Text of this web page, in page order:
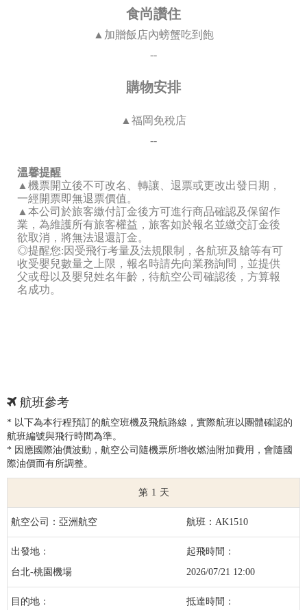
食尚讚住
▲加贈飯店內螃蟹吃到飽
--
購物安排
▲福岡免稅店
--
溫馨提醒
▲機票開立後不可改名、轉讓、退票或更改出發日期，
一經開票即無退票價值。
▲本公司於旅客繳付訂金後方可進行商品確認及保留作
業，為維護所有旅客權益，旅客如於報名並繳交訂金後
欲取消，將無法退還訂金。
◎提醒您:因受飛行考量及法規限制，各航班及艙等有可
收受嬰兒數量之上限，報名時請先向業務詢問，並提供
父或母以及嬰兒姓名年齡，待航空公司確認後，方算報
名成功。
航班參考
* 以下為本行程預訂的航空班機及飛航路線，實際航班以團體確認的
航班編號與飛行時間為準。
* 因應國際油價波動，航空公司隨機票所增收燃油附加費用，會隨國
際油價而有所調整。
1
亞洲航空 AK1510
台北-桃園機場 2026/07/21 12:00